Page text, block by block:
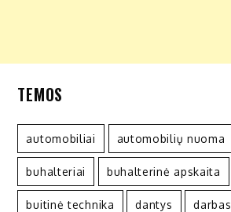
TEMOS
automobiliai automobilių nuoma
buhalteriai buhalterinė apskaita
buitinė technika dantys darbas